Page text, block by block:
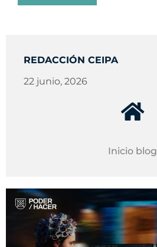
REDACCIÓN CEIPA
22 junio, 2026
Inicio blog